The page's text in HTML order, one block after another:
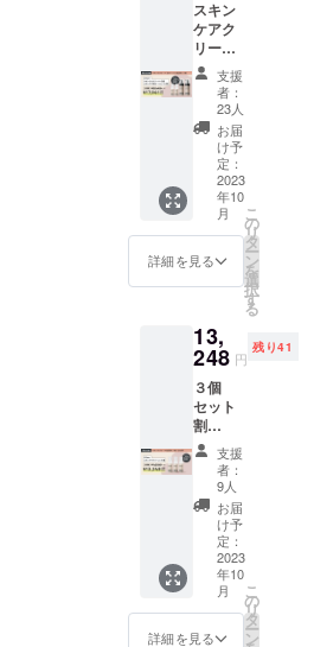
別のお
礼の
メッ
セージ
をお届
けしま
す。
スキン
ケアク
リー
ム・泡
ロー
ション
各2個
セット
20%OF
F リ
ター
ン：
&Stem
スキン
ケア泡
ション
×2個
&Stem
スキン
ケア泡
ロー
ション
×2個 一
般販売
価格
（税込
22,426
円予
定）よ
り4,485
円＋送
料分お
支援
者：
23人
お届
け予
定：
2023
年10
月
詳細を見る
こ
の
リ
タ
ー
ン
を
選
択
す
る
13,
248 円
残り41
３個
セット
割
20%OF
F リ
ター
ン：
&Stem
スキン
ケアク
リーム×
３個 一
般販売
価格
支援
者：
9人
お届
け予
定：
2023
年10
月
詳細を見る
こ
の
リ
タ
ー
ン